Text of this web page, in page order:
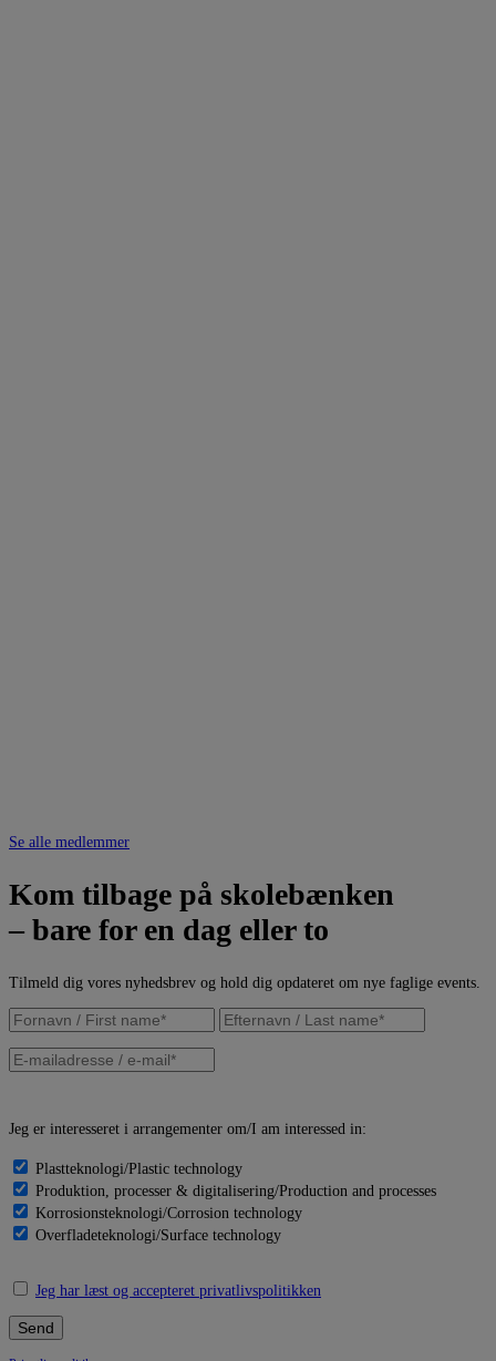
Se alle medlemmer
Kom tilbage på skolebænken
– bare for en dag eller to
Tilmeld dig vores nyhedsbrev og hold dig opdateret om nye faglige events.
Jeg er interesseret i arrangementer om/I am interessed in:
Plastteknologi/Plastic technology
Produktion, processer & digitalisering/Production and processes
Korrosionsteknologi/Corrosion technology
Overfladeteknologi/Surface technology
Jeg har læst og accepteret privatlivspolitikken